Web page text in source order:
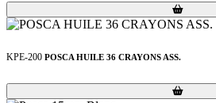
Loading...
Loading...
KPE-200 POSCA HUILE 36 CRAYONS ASS.
Loading...
Loading...